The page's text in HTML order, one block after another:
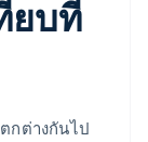
ยบที่
กต่างกันไป